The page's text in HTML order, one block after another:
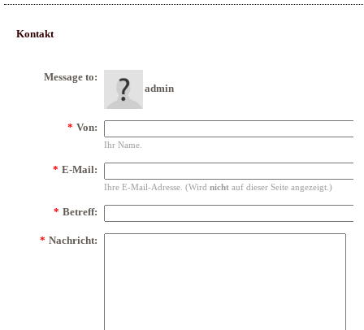
Kontakt
Message to:
admin
* Von:
Ihr Name.
* E-Mail:
Ihre E-Mail-Adresse. (Wird nicht auf dieser Seite angezeigt.)
* Betreff:
* Nachricht: